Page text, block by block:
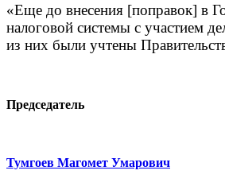
«Еще до внесения [поправок] в
налоговой системы с участием
из них были учтены
Председатель
Тумгоев Магомет Умарович